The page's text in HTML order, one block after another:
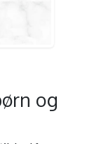
og